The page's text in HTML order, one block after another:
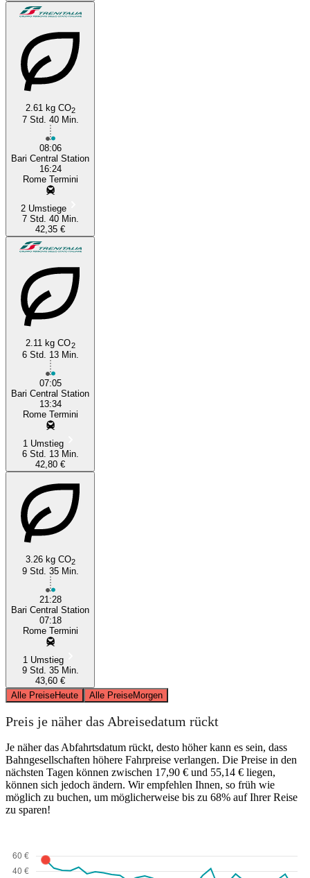
2.61 kg CO2
7 Std. 40 Min.
08:06
Bari Central Station
16:24
Rome Termini
2 Umstiege
7 Std. 40 Min.
42,35 €
2.11 kg CO2
6 Std. 13 Min.
07:05
Bari Central Station
13:34
Rome Termini
1 Umstieg
6 Std. 13 Min.
42,80 €
3.26 kg CO2
9 Std. 35 Min.
21:28
Bari Central Station
07:18
Rome Termini
1 Umstieg
9 Std. 35 Min.
43,60 €
Alle PreiseHeute Alle PreiseMorgen
Preis je näher das Abreisedatum rückt
Je näher das Abfahrtsdatum rückt, desto höher kann es sein, dass
Bahngesellschaften höhere Fahrpreise verlangen. Die Preise in den
nächsten Tagen können zwischen 17,90 € und 55,14 € liegen,
können sich jedoch ändern. Wir empfehlen Ihnen, so früh wie
möglich zu buchen, um möglicherweise bis zu 68% auf Ihrer Reise
zu sparen!